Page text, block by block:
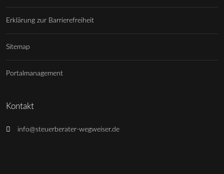
Erklärung zur Barrierefreiheit
Sitemap
Portalmanagement
Kontakt
info@steuerberater-wegweiser.de